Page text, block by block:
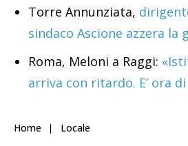
Torre Annunziata,
sindaco Ascione azzera la
Roma, Meloni a Raggi:
arriva con ritardo. E’ ora
Home Locale